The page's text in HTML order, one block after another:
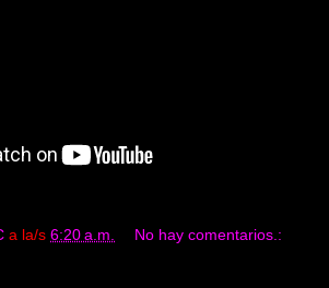
a la/s 6:20 a.m. No hay comentarios.: